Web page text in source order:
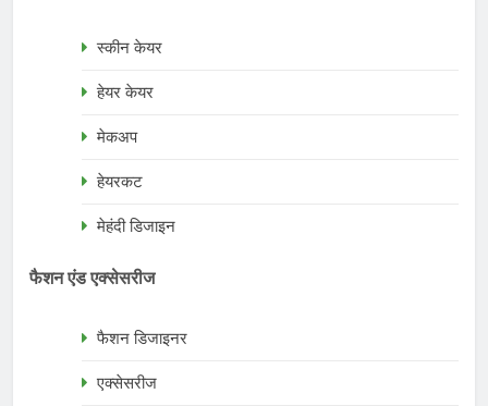
स्कीन केयर
हेयर केयर
मेकअप
हेयरकट
मेहंदी डिजाइन
फैशन एंड एक्सेसरीज
फैशन डिजाइनर
एक्सेसरीज